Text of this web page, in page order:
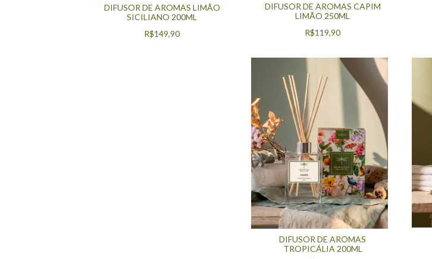
DIFUSOR DE AROMAS LIMÃO
SICILIANO 200ML
R$149,90
DIFUSOR DE AROMAS CAPIM
LIMÃO 250ML
R$119,90
DIFUSOR DE AROMAS
TROPICÁLIA 200ML